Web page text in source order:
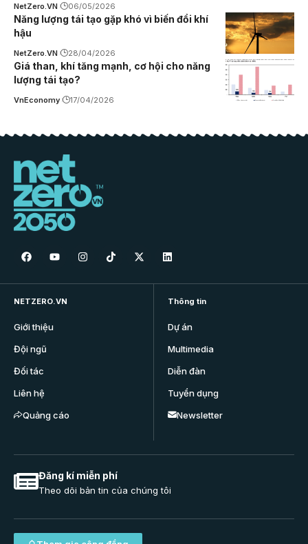
NetZero.VN 06/05/2026
Năng lượng tái tạo gặp khó vì biến đổi khí
hậu
NetZero.VN 28/04/2026
Giá than, khí tăng mạnh, cơ hội cho năng
lượng tái tạo?
VnEconomy 17/04/2026
NETZERO.VN
Giới thiệu
Đội ngũ
Đối tác
Liên hệ
Quảng cáo
Thông tin
Dự án
Multimedia
Diễn đàn
Tuyển dụng
Newsletter
Đăng kí miễn phí
Theo dõi bản tin của chúng tôi